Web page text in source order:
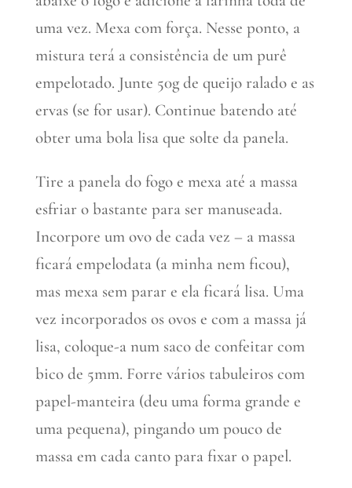
uma vez. Mexa com força. Nesse ponto, a
mistura terá a consistência de um purê
empelotado. Junte 50g de queijo ralado e as
ervas (se for usar). Continue batendo até
obter uma bola lisa que solte da panela.
Tire a panela do fogo e mexa até a massa
esfriar o bastante para ser manuseada.
Incorpore um ovo de cada vez – a massa
ficará empelodata (a minha nem ficou),
mas mexa sem parar e ela ficará lisa. Uma
vez incorporados os ovos e com a massa já
lisa, coloque-a num saco de confeitar com
bico de 5mm. Forre vários tabuleiros com
papel-manteira (deu uma forma grande e
uma pequena), pingando um pouco de
massa em cada canto para fixar o papel.